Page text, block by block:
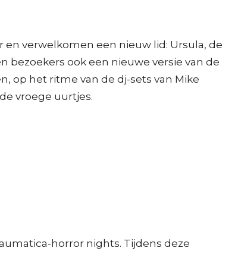
en verwelkomen een nieuw lid: Ursula, de
bezoekers ook een nieuwe versie van de
op het ritme van de dj-sets van Mike
vroege uurtjes.
horror nights. Tijdens deze